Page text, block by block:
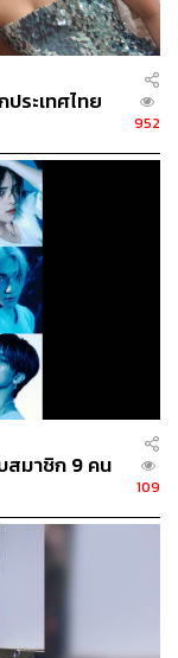
ระเทศไทย
952
สมาชิก 9 คน
109